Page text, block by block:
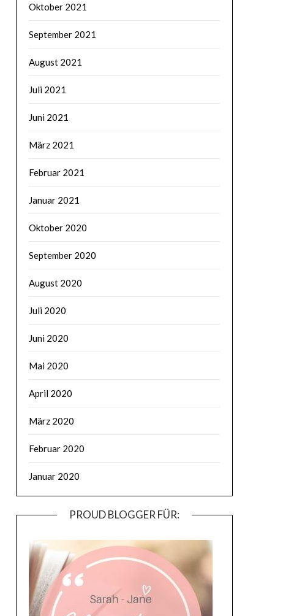
Oktober 2021
September 2021
August 2021
Juli 2021
Juni 2021
März 2021
Februar 2021
Januar 2021
Oktober 2020
September 2020
August 2020
Juli 2020
Juni 2020
Mai 2020
April 2020
März 2020
Februar 2020
Januar 2020
PROUD BLOGGER FÜR: